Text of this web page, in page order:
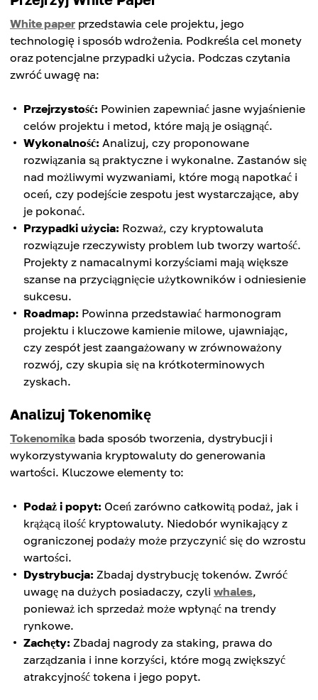
White paperprzedstawia cele projektu, jego
technologię i sposób wdrożenia. Podkreśla cel monety
oraz potencjalne przypadki użycia. Podczas czytania
zwróć uwagę na:
Przejrzystość: Powinien zapewniać jasne wyjaśnienie
celów projektu i metod, które mają je osiągnąć.
Wykonalność: Analizuj, czy proponowane
rozwiązania są praktyczne i wykonalne. Zastanów się
nad możliwymi wyzwaniami, które mogą napotkać i
oceń, czy podejście zespołu jest wystarczające, aby
je pokonać.
Przypadki użycia: Rozważ, czy kryptowaluta
rozwiązuje rzeczywisty problem lub tworzy wartość.
Projekty z namacalnymi korzyściami mają większe
szanse na przyciągnięcie użytkowników i odniesienie
sukcesu.
Roadmap: Powinna przedstawiać harmonogram
projektu i kluczowe kamienie milowe, ujawniając,
czy zespół jest zaangażowany w zrównoważony
rozwój, czy skupia się na krótkoterminowych
zyskach.
Analizuj Tokenomikę
Tokenomikabada sposób tworzenia, dystrybucji i
wykorzystywania kryptowaluty do generowania
wartości. Kluczowe elementy to:
Podaż i popyt: Oceń zarówno całkowitą podaż, jak i
krążącą ilość kryptowaluty. Niedobór wynikający z
ograniczonej podaży może przyczynić się do wzrostu
wartości.
Dystrybucja: Zbadaj dystrybucję tokenów. Zwróć
uwagę na dużych posiadaczy, czyli whales,
ponieważ ich sprzedaż może wpłynąć na trendy
rynkowe.
Zachęty: Zbadaj nagrody za staking, prawa do
zarządzania i inne korzyści, które mogą zwiększyć
atrakcyjność tokena i jego popyt.